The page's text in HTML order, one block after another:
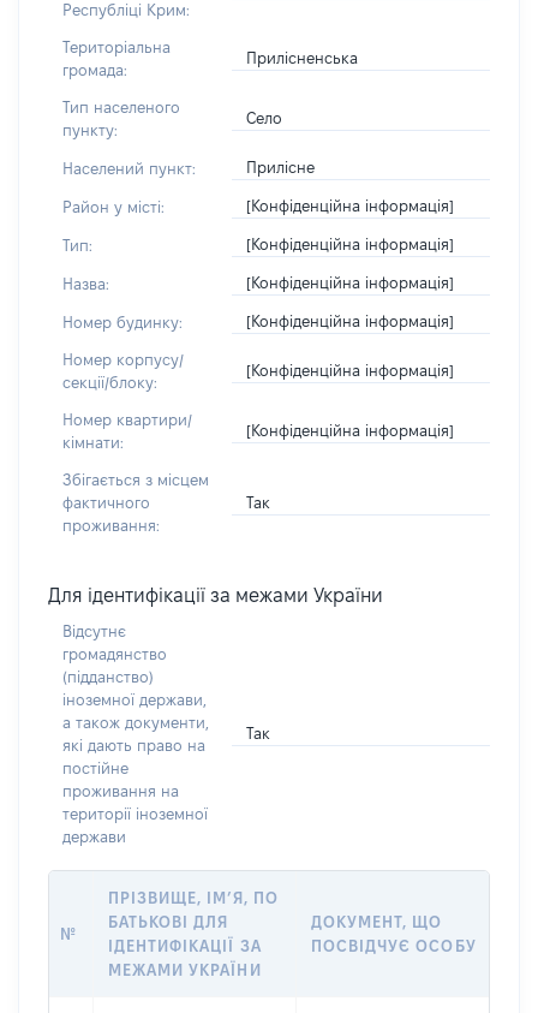
Республіці Крим:
Територіальна
громада:
Прилісненська
Тип населеного
пункту:
Село
Населений пункт: Прилісне
Район у місті: [Конфіденційна інформація]
Тип: [Конфіденційна інформація]
Назва: [Конфіденційна інформація]
Номер будинку: [Конфіденційна інформація]
Номер корпусу/
секції/блоку:
[Конфіденційна інформація]
Номер квартири/
кімнати:
[Конфіденційна інформація]
Збігається з місцем
фактичного
проживання:
Так
Для ідентифікації за межами України
Відсутнє
громадянство
(підданство)
іноземної держави,
а також документи,
які дають право на
постійне
проживання на
території іноземної
держави
Так
№
ПРІЗВИЩЕ, ІМ’Я, ПО
БАТЬКОВІ ДЛЯ
ІДЕНТИФІКАЦІЇ ЗА
МЕЖАМИ УКРАЇНИ
ДОКУМЕНТ, ЩО
ПОСВІДЧУЄ ОСОБУ